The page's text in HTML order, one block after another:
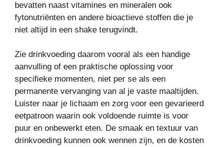
bevatten naast vitamines en mineralen ook
fytonutriënten en andere bioactieve stoffen die je
niet altijd in een shake terugvindt.
Zie drinkvoeding daarom vooral als een handige
aanvulling of een praktische oplossing voor
specifieke momenten, niet per se als een
permanente vervanging van al je vaste maaltijden.
Luister naar je lichaam en zorg voor een gevarieerd
eetpatroon waarin ook voldoende ruimte is voor
puur en onbewerkt eten. De smaak en textuur van
drinkvoeding kunnen ook wennen zijn, en de kosten